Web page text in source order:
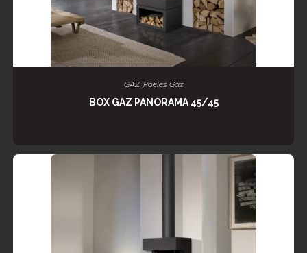
LIRE LA SUITE
GAZ, Poêles Gaz
BOX GAZ PANORAMA 45/45